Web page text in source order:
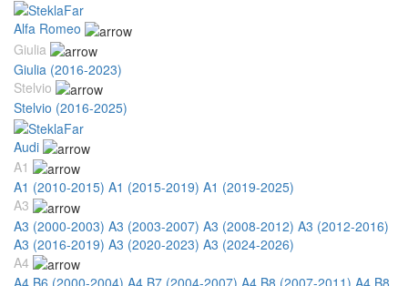
Alfa Romeo
Giulia
Giulia (2016-2023)
Stelvio
Stelvio (2016-2025)
Audi
A1
A1 (2010-2015) A1 (2015-2019) A1 (2019-2025)
A3
A3 (2000-2003) A3 (2003-2007) A3 (2008-2012) A3 (2012-2016)
A3 (2016-2019) A3 (2020-2023) A3 (2024-2026)
A4
A4 B6 (2000-2004) A4 B7 (2004-2007) A4 B8 (2007-2011) A4 B8